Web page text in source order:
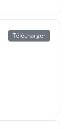
Télécharger